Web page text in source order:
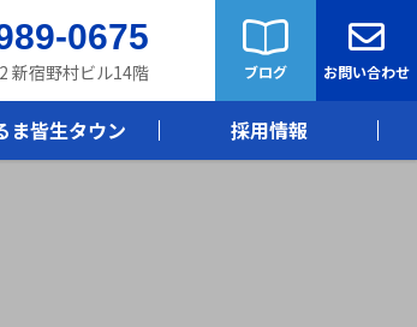
0675
新宿野村ビル14階
ま皆生タウン 採用情報
ブログ お問い合わせ